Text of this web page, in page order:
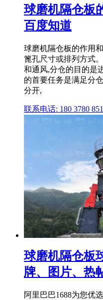
球磨机隔仓板
百度知道
球磨机隔仓板的作用
篦孔尺寸或排列方式
和通风,分仓的目的是
的首要任务是满足分
分开,
联系电话: 180 3780
球磨机隔仓板
牌、图片、热
阿里巴巴1688为您优